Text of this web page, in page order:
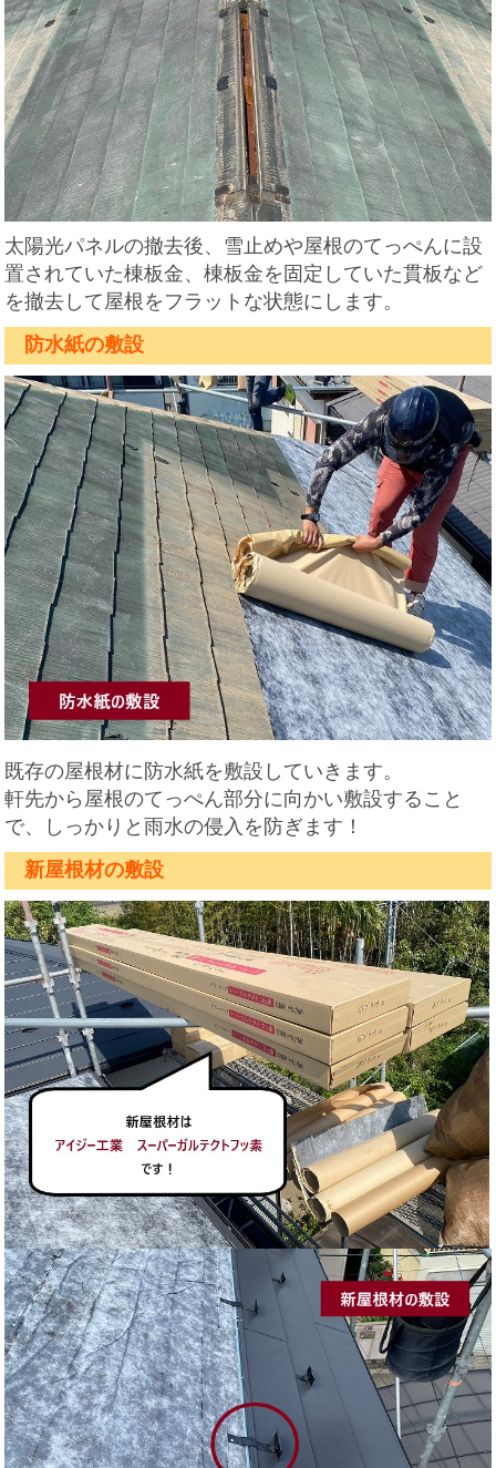
太陽光パネルの撤去後、雪止めや屋根のてっぺんに設
置されていた棟板金、棟板金を固定していた貫板など
を撤去して屋根をフラットな状態にします。
防水紙の敷設
既存の屋根材に防水紙を敷設していきます。
軒先から屋根のてっぺん部分に向かい敷設すること
で、しっかりと雨水の侵入を防ぎます！
新屋根材の敷設